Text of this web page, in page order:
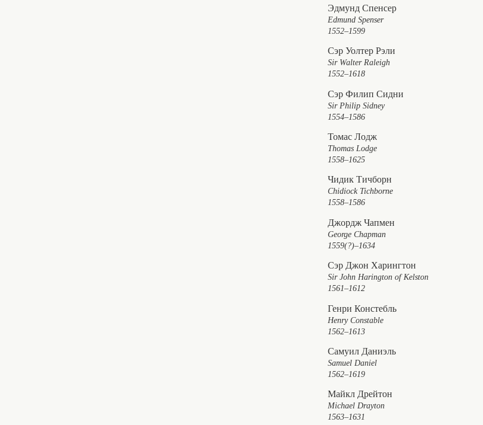
Эдмунд Спенсер
Edmund Spenser
1552–1599
Сэр Уолтер Рэли
Sir Walter Raleigh
1552–1618
Сэр Филип Сидни
Sir Philip Sidney
1554–1586
Томас Лодж
Thomas Lodge
1558–1625
Чидик Тичборн
Chidiock Tichborne
1558–1586
Джордж Чапмен
George Chapman
1559(?)–1634
Сэр Джон Харингтон
Sir John Harington of Kelston
1561–1612
Генри Констебль
Henry Constable
1562–1613
Самуил Даниэль
Samuel Daniel
1562–1619
Майкл Дрейтон
Michael Drayton
1563–1631